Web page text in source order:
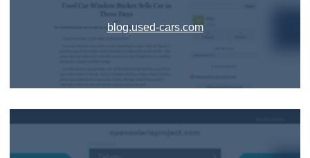
blog.used-cars.com